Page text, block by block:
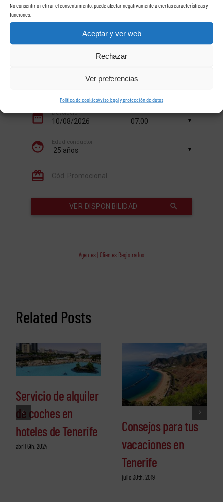
No consentir o retirar el consentimiento, puede afectar negativamente a ciertas características y
funciones.
Aceptar y ver web
Rechazar
Ver preferencias
Política de cookiesAviso legal y protección de datos
Agentes | Clientes Registrados
Related Posts
Servicio de alquiler
de coches en
hoteles de Tenerife
abril 6th, 2024
Consejos para tus
vacaciones en
Tenerife
julio 30th, 2019